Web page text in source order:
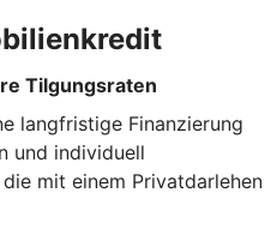
Tilgungsraten
langfristige Finanzierung
und individuell
mit einem Privatdarlehen